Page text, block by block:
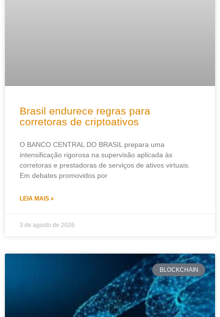
Brasil endurece regras para
corretoras de criptoativos
O BANCO CENTRAL DO BRASIL prepara uma
intensificação rigorosa na supervisão aplicada às
corretoras e prestadoras de serviços de ativos virtuais.
Em debates promovidos por
LEIA MAIS »
3 de agosto de 2026
BLOCKCHAIN